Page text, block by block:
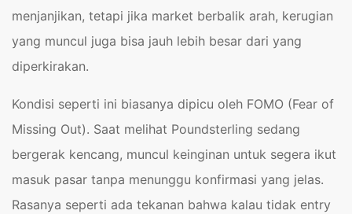
menjanjikan, tetapi jika market berbalik arah, kerugian
yang muncul juga bisa jauh lebih besar dari yang
diperkirakan.
Kondisi seperti ini biasanya dipicu oleh FOMO (Fear of
Missing Out). Saat melihat Poundsterling sedang
bergerak kencang, muncul keinginan untuk segera ikut
masuk pasar tanpa menunggu konfirmasi yang jelas.
Rasanya seperti ada tekanan bahwa kalau tidak entry